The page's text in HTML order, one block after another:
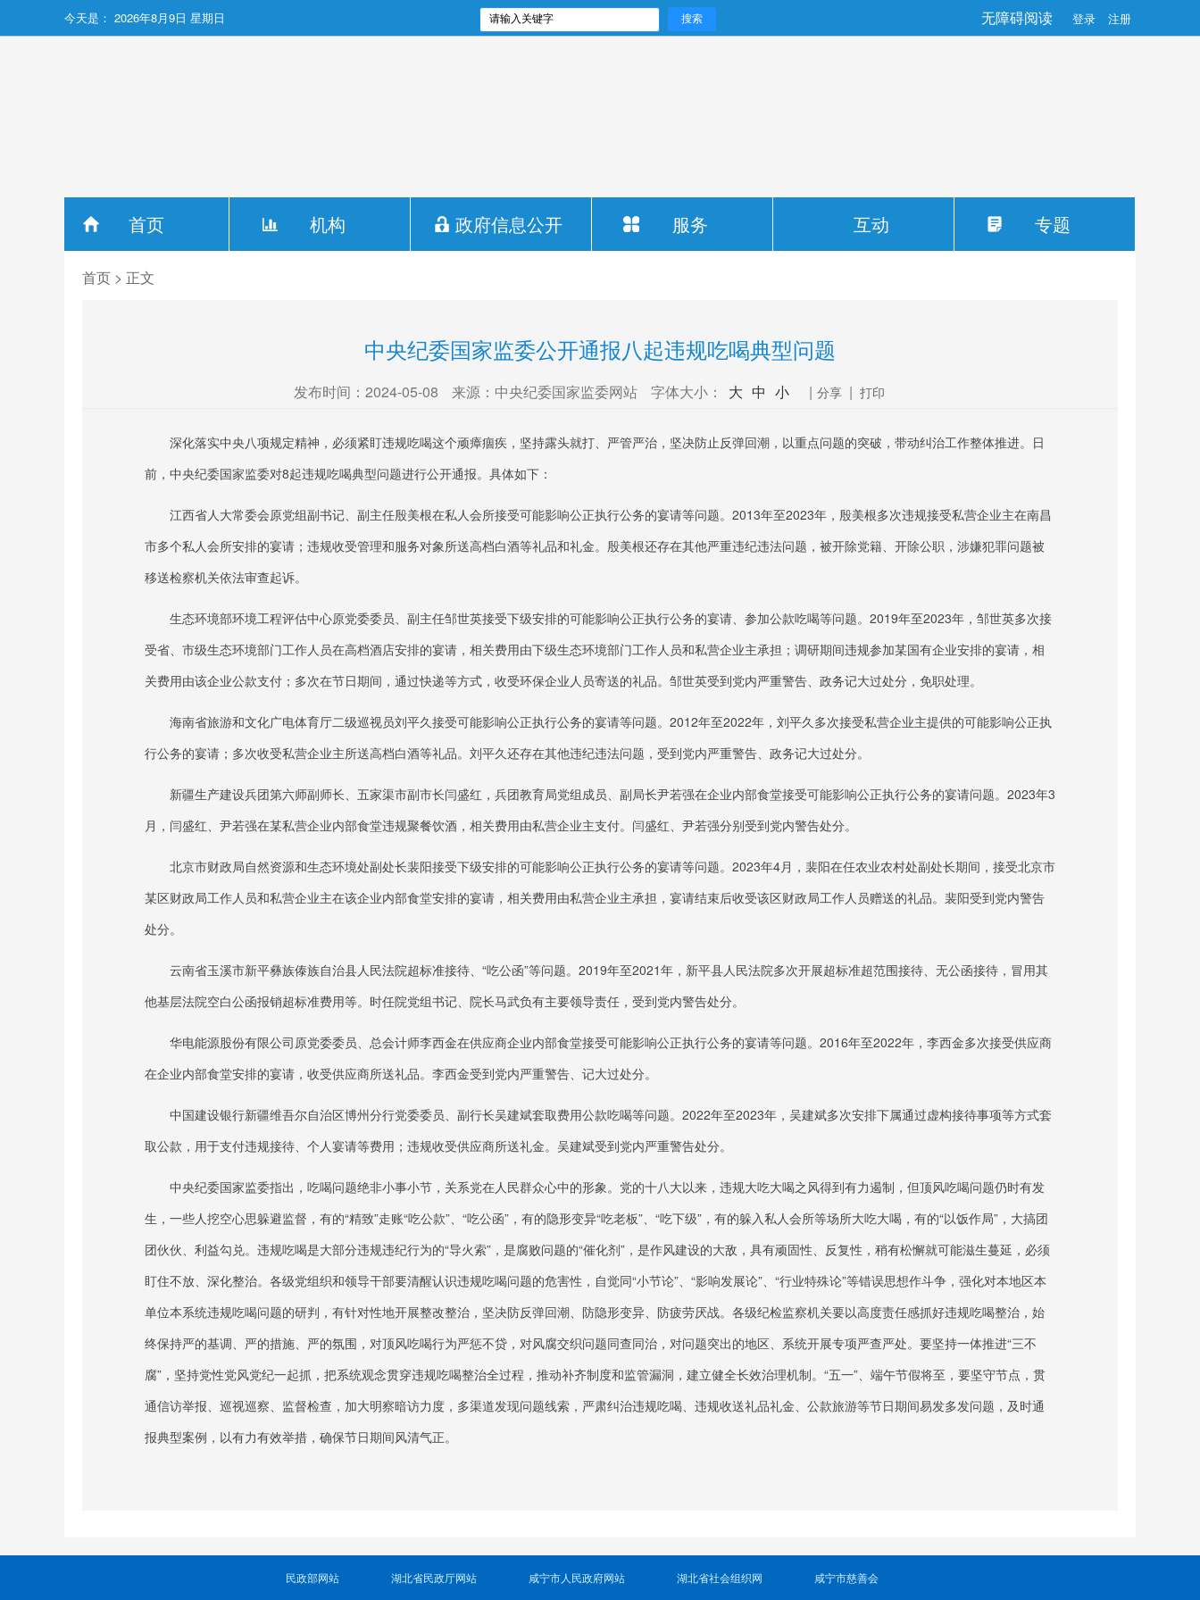
今天是： 2026年8月9日 星期日 无障碍阅读 登录 注册
首页 机构 政府信息公开 服务 互动 专题
首页 > 正文
中央纪委国家监委公开通报八起违规吃喝典型问题
发布时间：2024-05-08 来源：中央纪委国家监委网站 字体大小： 大 中 小 | 分享 | 打印
深化落实中央八项规定精神，必须紧盯违规吃喝这个顽瘴痼疾，坚持露头就打、严管严治，坚决防止反弹回潮，以重点问题的突破，带动纠治工作整体推进。日
前，中央纪委国家监委对8起违规吃喝典型问题进行公开通报。具体如下：
江西省人大常委会原党组副书记、副主任殷美根在私人会所接受可能影响公正执行公务的宴请等问题。 2013年至2023年，殷美根多次违规接受私营企业主在南昌
市多个私人会所安排的宴请；违规收受管理和服务对象所送高档白酒等礼品和礼金。殷美根还存在其他严重违纪违法问题，被开除党籍、开除公职，涉嫌犯罪问题被
移送检察机关依法审查起诉。
生态环境部环境工程评估中心原党委委员、副主任邹世英接受下级安排的可能影响公正执行公务的宴请、参加公款吃喝等问题。 2019年至2023年，邹世英多次接
受省、市级生态环境部门工作人员在高档酒店安排的宴请，相关费用由下级生态环境部门工作人员和私营企业主承担；调研期间违规参加某国有企业安排的宴请，相
关费用由该企业公款支付；多次在节日期间，通过快递等方式，收受环保企业人员寄送的礼品。邹世英受到党内严重警告、政务记大过处分，免职处理。
海南省旅游和文化广电体育厅二级巡视员刘平久接受可能影响公正执行公务的宴请等问题。 2012年至2022年，刘平久多次接受私营企业主提供的可能影响公正执
行公务的宴请；多次收受私营企业主所送高档白酒等礼品。刘平久还存在其他违纪违法问题，受到党内严重警告、政务记大过处分。
新疆生产建设兵团第六师副师长、五家渠市副市长闫盛红，兵团教育局党组成员、副局长尹若强在企业内部食堂接受可能影响公正执行公务的宴请问题。 2023年3
月，闫盛红、尹若强在某私营企业内部食堂违规聚餐饮酒，相关费用由私营企业主支付。闫盛红、尹若强分别受到党内警告处分。
北京市财政局自然资源和生态环境处副处长裴阳接受下级安排的可能影响公正执行公务的宴请等问题。 2023年4月，裴阳在任农业农村处副处长期间，接受北京市
某区财政局工作人员和私营企业主在该企业内部食堂安排的宴请，相关费用由私营企业主承担，宴请结束后收受该区财政局工作人员赠送的礼品。裴阳受到党内警告
处分。
云南省玉溪市新平彝族傣族自治县人民法院超标准接待、“吃公函”等问题。 2019年至2021年，新平县人民法院多次开展超标准超范围接待、无公函接待，冒用其
他基层法院空白公函报销超标准费用等。时任院党组书记、院长马武负有主要领导责任，受到党内警告处分。
华电能源股份有限公司原党委委员、总会计师李西金在供应商企业内部食堂接受可能影响公正执行公务的宴请等问题。 2016年至2022年，李西金多次接受供应商
在企业内部食堂安排的宴请，收受供应商所送礼品。李西金受到党内严重警告、记大过处分。
中国建设银行新疆维吾尔自治区博州分行党委委员、副行长吴建斌套取费用公款吃喝等问题。 2022年至2023年，吴建斌多次安排下属通过虚构接待事项等方式套
取公款，用于支付违规接待、个人宴请等费用；违规收受供应商所送礼金。吴建斌受到党内严重警告处分。
中央纪委国家监委指出，吃喝问题绝非小事小节，关系党在人民群众心中的形象。党的十八大以来，违规大吃大喝之风得到有力遏制，但顶风吃喝问题仍时有发
生，一些人挖空心思躲避监督，有的“精致”走账“吃公款”、“吃公函”，有的隐形变异“吃老板”、“吃下级”，有的躲入私人会所等场所大吃大喝，有的“以饭作局”，大搞团
团伙伙、利益勾兑。违规吃喝是大部分违规违纪行为的“导火索”，是腐败问题的“催化剂”，是作风建设的大敌，具有顽固性、反复性，稍有松懈就可能滋生蔓延，必须
盯住不放、深化整治。各级党组织和领导干部要清醒认识违规吃喝问题的危害性，自觉同“小节论”、“影响发展论”、“行业特殊论”等错误思想作斗争，强化对本地区本
单位本系统违规吃喝问题的研判，有针对性地开展整改整治，坚决防反弹回潮、防隐形变异、防疲劳厌战。各级纪检监察机关要以高度责任感抓好违规吃喝整治，始
终保持严的基调、严的措施、严的氛围，对顶风吃喝行为严惩不贷，对风腐交织问题同查同治，对问题突出的地区、系统开展专项严查严处。要坚持一体推进“三不
腐”，坚持党性党风党纪一起抓，把系统观念贯穿违规吃喝整治全过程，推动补齐制度和监管漏洞，建立健全长效治理机制。“五一”、端午节假将至，要坚守节点，贯
通信访举报、巡视巡察、监督检查，加大明察暗访力度，多渠道发现问题线索，严肃纠治违规吃喝、违规收送礼品礼金、公款旅游等节日期间易发多发问题，及时通
报典型案例，以有力有效举措，确保节日期间风清气正。
民政部网站 湖北省民政厅网站 咸宁市人民政府网站 湖北省社会组织网 咸宁市慈善会